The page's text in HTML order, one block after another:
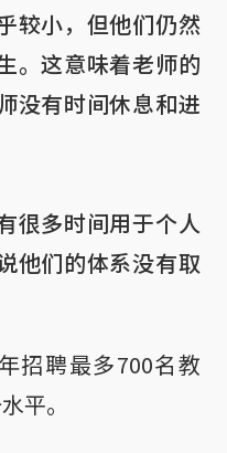
较小，但他们仍然
。这意味着老师的
没有时间休息和进
很多时间用于个人
们的体系没有取
招聘最多700名教
平。